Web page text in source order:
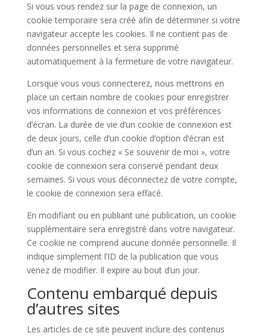
Si vous vous rendez sur la page de connexion, un
cookie temporaire sera créé afin de déterminer si votre
navigateur accepte les cookies. Il ne contient pas de
données personnelles et sera supprimé
automatiquement à la fermeture de votre navigateur.
Lorsque vous vous connecterez, nous mettrons en
place un certain nombre de cookies pour enregistrer
vos informations de connexion et vos préférences
d’écran. La durée de vie d’un cookie de connexion est
de deux jours, celle d’un cookie d’option d’écran est
d’un an. Si vous cochez « Se souvenir de moi », votre
cookie de connexion sera conservé pendant deux
semaines. Si vous vous déconnectez de votre compte,
le cookie de connexion sera effacé.
En modifiant ou en publiant une publication, un cookie
supplémentaire sera enregistré dans votre navigateur.
Ce cookie ne comprend aucune donnée personnelle. Il
indique simplement l’ID de la publication que vous
venez de modifier. Il expire au bout d’un jour.
Contenu embarqué depuis
d’autres sites
Les articles de ce site peuvent inclure des contenus